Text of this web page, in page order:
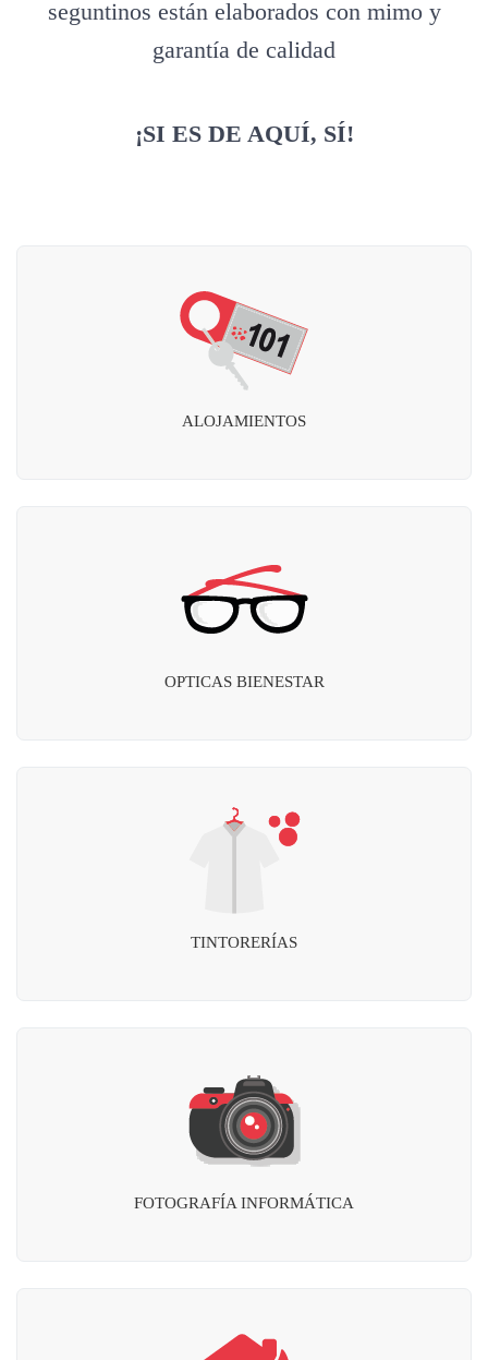
seguntinos están elaborados con mimo y
garantía de calidad
¡SI ES DE AQUÍ, SÍ!
ALOJAMIENTOS
OPTICAS BIENESTAR
TINTORERÍAS
FOTOGRAFÍA INFORMÁTICA